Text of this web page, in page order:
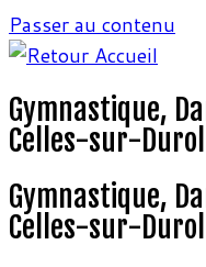
Passer au contenu
Gymnastique,
Celles-sur-
Gymnastique,
Celles-sur-